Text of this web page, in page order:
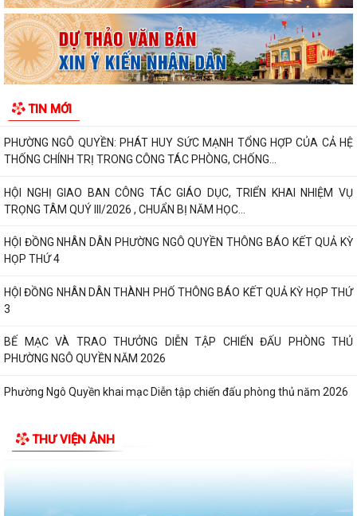
TIN MỚI
Phường Ngô Quyền trao tặng sách giáo khoa, đồng phục cho 307 học
sinh có hoàn cảnh khó khăn trước...
Phường Ngô Quyền đẩy mạnh công tác phòng, chống ma túy và nhân
rộng các mô hình an ninh trật tự tại...
THƯ CẢM ƠN – NIỀM TIN CỦA NHÂN DÂN DÀNH CHO CHÍNH QUYỀN
PHƯỜNG NGÔ QUYỀN: PHÁT HUY SỨC MẠNH TỔNG HỢP CỦA CẢ HỆ
THỐNG CHÍNH TRỊ TRONG CÔNG TÁC PHÒNG, CHỐNG...
HỘI NGHỊ GIAO BAN CÔNG TÁC GIÁO DỤC, TRIỂN KHAI NHIỆM VỤ
TRỌNG TÂM QUÝ III/2026 , CHUẨN BỊ NĂM HỌC...
HỘI ĐỒNG NHÂN DÂN PHƯỜNG NGÔ QUYỀN THÔNG BÁO KẾT QUẢ KỲ
HỌP THỨ 4
HỘI ĐỒNG NHÂN DÂN THÀNH PHỐ THÔNG BÁO KẾT QUẢ KỲ HỌP THỨ
3
BẾ MẠC VÀ TRAO THƯỞNG DIỄN TẬP CHIẾN ĐẤU PHÒNG THỦ
PHƯỜNG NGÔ QUYỀN NĂM 2026
Phường Ngô Quyền khai mạc Diễn tập chiến đấu phòng thủ năm 2026
THƯ TRI ÂN GIA ĐÌNH CÁC ANH HÙNG LIỆT...
Phường Ngô Quyền: Chuỗi hoạt động tri ân, “Đền ơn đáp nghĩa” thiết
THƯ VIỆN ẢNH